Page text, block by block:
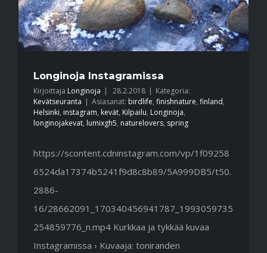
Longinoja Instagramissa
Kirjoittaja Longinoja | 28.2.2018 | Kategoria:
Kevätseuranta | Asiasanat: birdlife, finishnature, finland,
Helsinki, instagram, kevät, Kilpailu, Longinoja,
longinojakevat, lumixgh5, naturelovers, spring
https://scontent.cdninstagram.com/vp/1f09258
6524da17374b5241f9d8c8b89/5A999DB5/t50.
2886-
16/28662091_170340456941787_1993059735
254859776_n.mp4 Kurkkaa ja tykkää kuvaa
Instagramissa › Kuvaaja: toniranden